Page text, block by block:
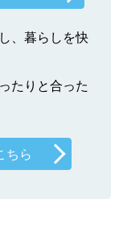
、暮らしを快
たりと合った
ちら